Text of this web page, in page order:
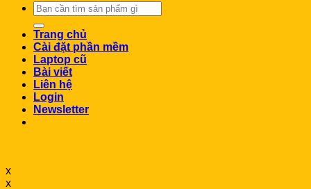
Search
for:
Trang chủ
Cài đặt phần mềm
Laptop cũ
Bài viết
Liên hệ
Login
Newsletter
x
x